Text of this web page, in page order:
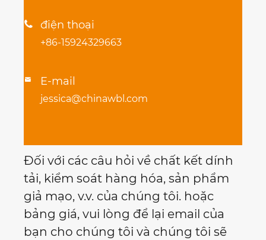
 điện thoại
+86-15924329663
 E-mail
jessica@chinawbl.com
Đối với các câu hỏi về chất kết dính
tải, kiểm soát hàng hóa, sản phẩm
giả mạo, v.v. của chúng tôi. hoặc
bảng giá, vui lòng để lại email của
bạn cho chúng tôi và chúng tôi sẽ